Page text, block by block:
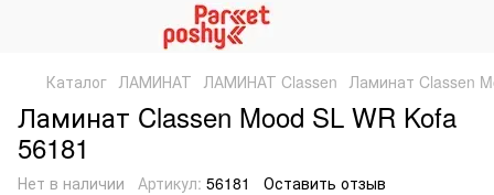
Каталог ЛАМИНАТ ЛАМИНАТ Classen Ламинат Classen
Ламинат Classen Mood SL WR Kofa
56181
Нет в наличии Артикул: 56181 Оставить отзыв